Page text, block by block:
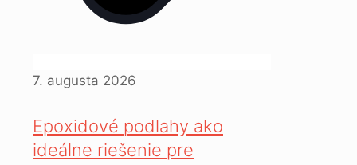
7. augusta 2026
Epoxidové podlahy ako
ideálne riešenie pre